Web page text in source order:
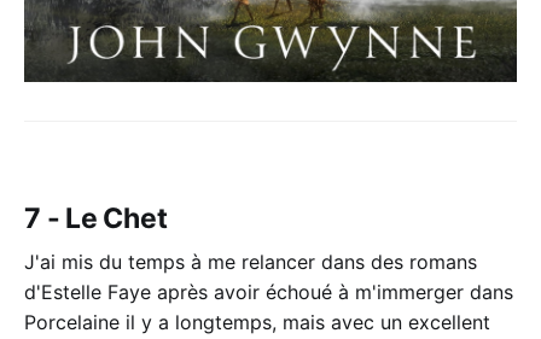
7 - Le Chet
J'ai mis du temps à me relancer dans des romans
d'Estelle Faye après avoir échoué à m'immerger dans
Porcelaine il y a longtemps, mais avec un excellent